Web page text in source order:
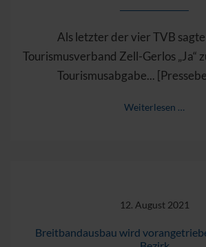
Als letzter der vier TVB
Tourismusverband Zell-Gerlos „Ja“
Tourismusabgabe...
Weiterlesen …
12. August 2021
Breitbandausbau wird